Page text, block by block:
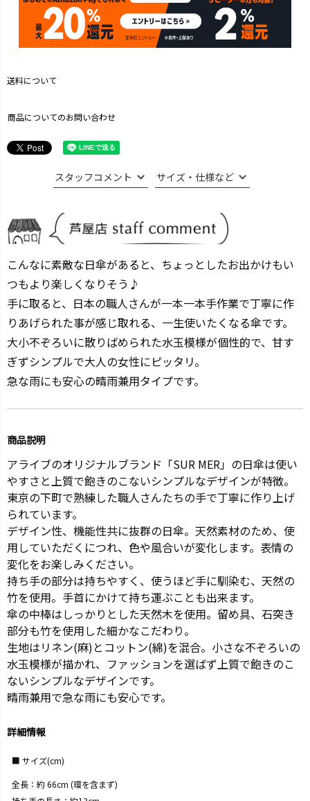
送料について
商品についてのお問い合わせ
スタッフコメント サイズ・仕様など
こんなに素敵な日傘があると、ちょっとしたお出かけもい
つもより楽しくなりそう♪
手に取ると、日本の職人さんが一本一本手作業で丁寧に作
りあげられた事が感じ取れる、一生使いたくなる傘です。
大小不ぞろいに散りばめられた水玉模様が個性的で、甘す
ぎずシンプルで大人の女性にピッタリ。
急な雨にも安心の晴雨兼用タイプです。
商品説明
アライブのオリジナルブランド「SUR MER」の日傘は使い
やすさと上質で飽きのこないシンプルなデザインが特徴。
東京の下町で熟練した職人さんたちの手で丁寧に作り上げ
られています。
デザイン性、機能性共に抜群の日傘。天然素材のため、使
用していただくにつれ、色や風合いが変化します。表情の
変化をお楽しみください。
持ち手の部分は持ちやすく、使うほど手に馴染む、天然の
竹を使用。手首にかけて持ち運ぶことも出来ます。
傘の中棒はしっかりとした天然木を使用。留め具、石突き
部分も竹を使用した細かなこだわり。
生地はリネン(麻)とコットン(綿)を混合。小さな不ぞろいの
水玉模様が描かれ、ファッションを選ばず上質で飽きのこ
ないシンプルなデザインです。
晴雨兼用で急な雨にも安心です。
詳細情報
サイズ(cm)
全長：約 66cm (環を含まず)